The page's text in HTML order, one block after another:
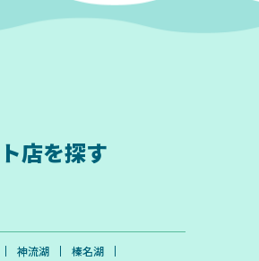
店を探す
神流湖
榛名湖